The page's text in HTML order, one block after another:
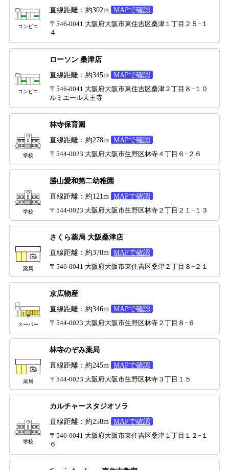
コンビニ
直線距離：約302m
MAPで確認
〒546-0041 大阪府大阪市東住吉区桑津１丁目２５−１
４
コンビニ
ローソン 桑津店
直線距離：約345m
MAPで確認
〒546-0041 大阪府大阪市東住吉区桑津２丁目８−１０
ルミエール天王寺
学校
林寺保育園
直線距離：約278m
MAPで確認
〒544-0023 大阪府大阪市生野区林寺４丁目６−２６
学校
勝山愛和第二幼稚園
直線距離：約121m
MAPで確認
〒544-0023 大阪府大阪市生野区林寺２丁目２１−１３
薬局
さくら薬局 大阪桑津店
直線距離：約370m
MAPで確認
〒546-0041 大阪府大阪市東住吉区桑津２丁目８−２１
スーパー
京広物産
直線距離：約346m
MAPで確認
〒544-0023 大阪府大阪市生野区林寺２丁目８−６
薬局
林寺のぞみ薬局
直線距離：約245m
MAPで確認
〒544-0023 大阪府大阪市生野区林寺３丁目１５
学校
カルチャースタジオソラ
直線距離：約258m
MAPで確認
〒546-0041 大阪府大阪市東住吉区桑津１丁目１２−１
６